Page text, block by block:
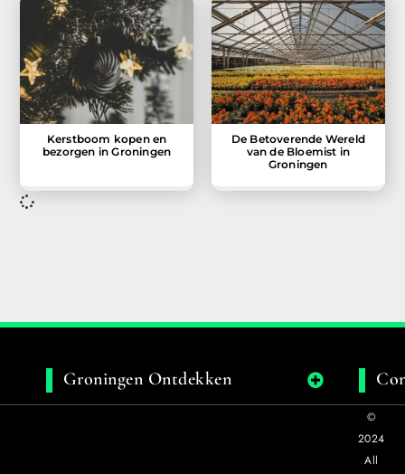
Kerstboom kopen en
bezorgen in Groningen
De Betoverende Wereld
van de Bloemist in
Groningen
Groningen Ontdekken
©
2024
All